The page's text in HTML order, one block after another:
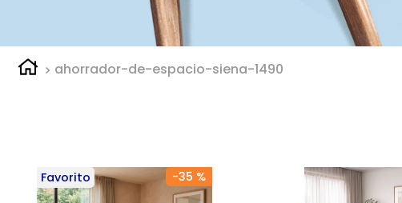
ahorrador-de-espacio-siena-1490
Favorito -35 %